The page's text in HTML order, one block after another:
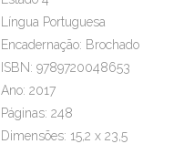
Língua Portuguesa
Encadernação: Brochado
ISBN: 9789720048653
Ano: 2017
Páginas: 248
Dimensões: 15,2 x 23,5